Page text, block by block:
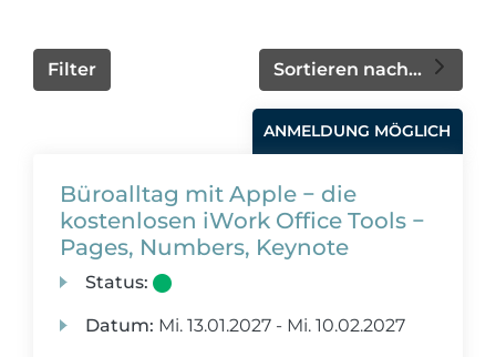
Sortieren nach...
Filter
ANMELDUNG MÖGLICH
Büroalltag mit Apple − die
kostenlosen iWork Office Tools −
Pages, Numbers, Keynote
Status:
Datum: Mi. 13.01.2027 - Mi. 10.02.2027